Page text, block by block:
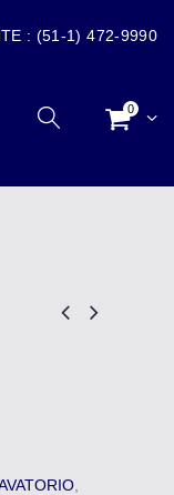
: (51-1) 472-9990
0